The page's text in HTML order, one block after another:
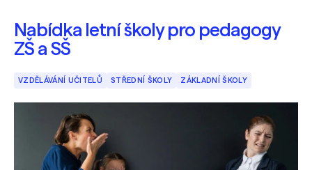
Nabídka letní školy pro pedagogy
ZŠ a SŠ
VZDĚLÁVÁNÍ UČITELŮ STŘEDNÍ ŠKOLY ZÁKLADNÍ ŠKOLY